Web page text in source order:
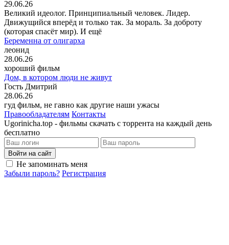
29.06.26
Великий идеолог. Принципиальный человек. Лидер.
Движущийся вперёд и только так. За мораль. За доброту
(которая спасёт мир). И ещё
Беременна от олигарха
леонид
28.06.26
хороший фильм
Дом, в котором люди не живут
Гость Дмитрий
28.06.26
гуд фильм, не гавно как другие наши ужасы
Правообладателям Контакты
Ugorinicha.top - фильмы скачать с торрента на каждый день
бесплатно
Войти на сайт
Не запоминать меня
Забыли пароль? Регистрация